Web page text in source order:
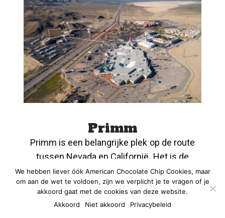
Primm
Primm is een belangrijke plek op de route
tussen Nevada en Californië. Het is de
laatste plek waar je kunt gokken voordat je
de staatsgrens overgaat naar Californië. Er
zijn drie grote casino’s en megaresorts in
We hebben liever óók American Chocolate Chip Cookies, maar
om aan de wet te voldoen, zijn we verplicht je te vragen of je
akkoord gaat met de cookies van deze website.
Akkoord
Niet akkoord Privacybeleid